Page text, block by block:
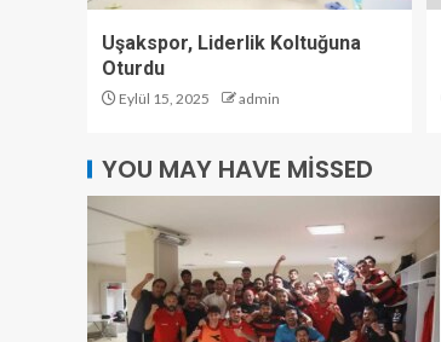
Uşakspor, Liderlik Koltuğuna
Oturdu
Eylül 15, 2025 admin
YOU MAY HAVE MISSED